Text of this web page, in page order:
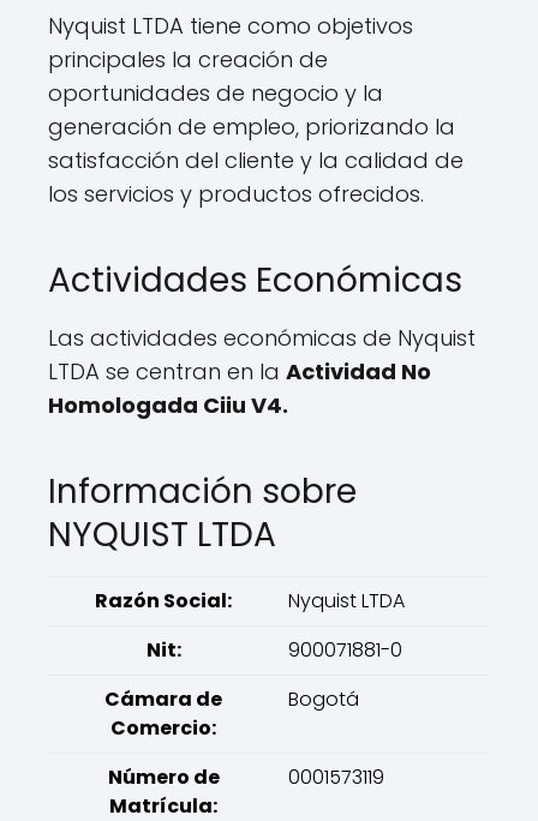
Nyquist LTDA tiene como objetivos
principales la creación de
oportunidades de negocio y la
generación de empleo, priorizando la
satisfacción del cliente y la calidad de
los servicios y productos ofrecidos.
Actividades Económicas
Las actividades económicas de Nyquist
LTDA se centran en la Actividad No
Homologada Ciiu V4.
Información sobre
NYQUIST LTDA
Razón Social:
Nyquist LTDA
Nit:
900071881-0
Cámara de
Comercio:
Bogotá
Número de
Matrícula:
0001573119